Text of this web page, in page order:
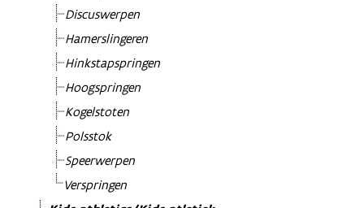
Discuswerpen
Hamerslingeren
Hinkstapspringen
Hoogspringen
Kogelstoten
Polsstok
Speerwerpen
Verspringen